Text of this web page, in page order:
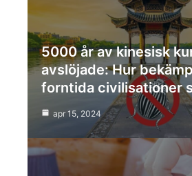
5000 år av kinesisk
avslöjade: Hur
forntida civilisationer
apr 15, 2024